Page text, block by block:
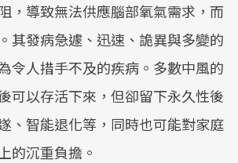
，導致無法供應腦部氧氣需求，而
其發病急遽、迅速、詭異與多變的
令人措手不及的疾病。多數中風的
可以存活下來，但卻留下永久性後
、智能退化等，同時也可能對家庭
的沉重負擔。